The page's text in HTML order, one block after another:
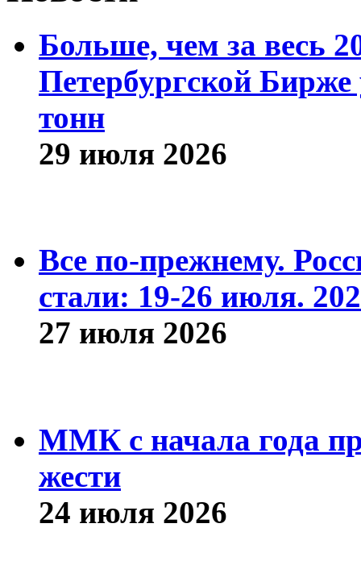
Больше, чем за весь
Петербургской
тонн
29 июля 2026
Все по-прежнему.
стали: 19-26 июля.
27 июля 2026
ММК с начала года
жести
24 июля 2026